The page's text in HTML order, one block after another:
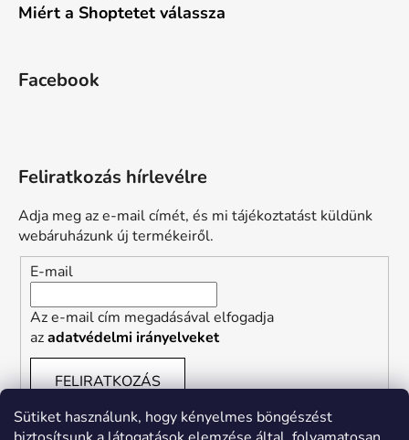
Sütiket használunk, hogy kényelmes böngészést
Miért a Shoptetet válassza
Facebook
Feliratkozás hírlevélre
Adja meg az e-mail címét, és mi tájékoztatást küldünk
webáruházunk új termékeiről.
E-mail
Az e-mail cím megadásával elfogadja
azadatvédelmi irányelveket
FELIRATKOZÁS